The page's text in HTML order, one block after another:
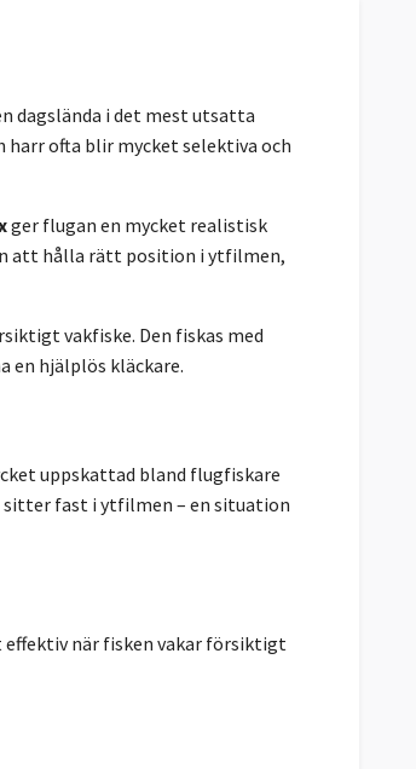
dagslända i det mest utsatta
ofta blir mycket selektiva och
ger flugan en mycket realistisk
att hålla rätt position i ytfilmen,
vakfiske. Den fiskas med
hjälplös kläckare.
uppskattad bland flugfiskare
sitter fast i ytfilmen – en situation
effektiv när fisken vakar försiktigt